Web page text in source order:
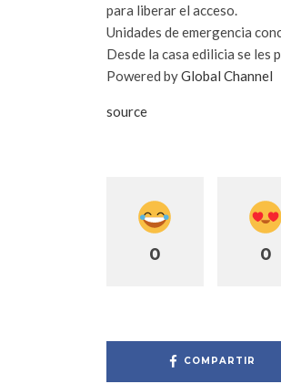
para liberar el acceso.
Unidades de emergencia
Desde la casa edilicia se les
Powered byGlobal Channel
source
0 0
COMPARTIR